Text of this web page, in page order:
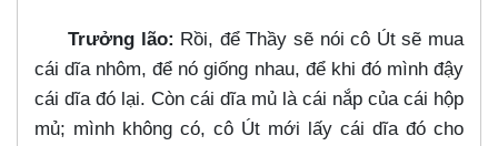
Trưởng lão: Rồi, để Thầy sẽ nói cô Út sẽ mua
cái dĩa nhôm, để nó giống nhau, để khi đó mình đậy
cái dĩa đó lại. Còn cái dĩa mủ là cái nắp của cái hộp
mủ; mình không có, cô Út mới lấy cái dĩa đó cho